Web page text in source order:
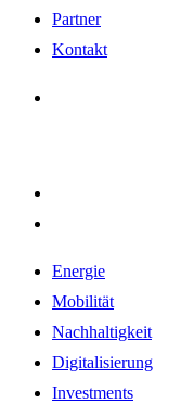
Partner
Kontakt
Energie
Mobilität
Nachhaltigkeit
Digitalisierung
Investments